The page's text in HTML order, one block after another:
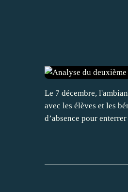
Le 7 décembre,
avec les élèves et les
d’absence pour